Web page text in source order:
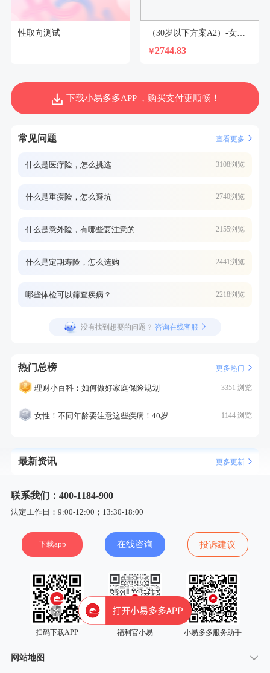
性取向测试 （30岁以下方案A2）-女性已婚
￥2744.83
下载小易多多APP ，购买支付更顺畅！
常见问题 查看更多
什么是医疗险，怎么挑选 3108浏览
什么是重疾险，怎么避坑 2740浏览
什么是意外险，有哪些要注意的 2155浏览
什么是定期寿险，怎么选购 2441浏览
哪些体检可以筛查疾病？ 2218浏览
没有找到想要的问题？ 咨询在线客服
热门总榜 更多热门
理财小百科：如何做好家庭保险规划 3351 浏览
女性！不同年龄要注意这些疾病！40岁的这个疾病最需要注意！ 1144 浏览
最新资讯 更多更新
联系我们：400-1184-900
法定工作日：9:00-12:00；13:30-18:00
下载app 在线咨询 投诉建议
扫码下载APP 福利官小易 小易多多服务助手
网站地图